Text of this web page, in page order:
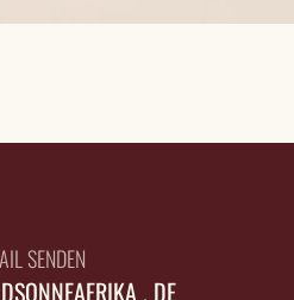
SENDEN
. DE